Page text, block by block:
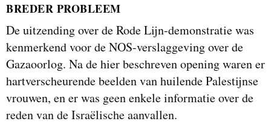
BREDER PROBLEEM
De uitzending over de Rode Lijn-demonstratie was
kenmerkend voor de NOS-verslaggeving over de
Gazaoorlog. Na de hier beschreven opening waren er
hartverscheurende beelden van huilende Palestijnse
vrouwen, en er was geen enkele informatie over de
reden van de Israëlische aanvallen.